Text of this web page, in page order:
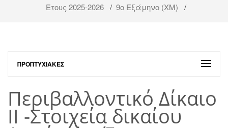
Έτους 2025-2026/ 9ο Εξάμηνο (ΧΜ) /
ΠΡΟΠΤΥΧΙΑΚΈΣ
Περιβαλλοντικό Δίκαιο
ΙΙ -Στοιχεία δικαίου